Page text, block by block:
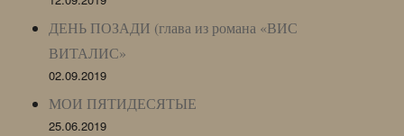
ДЕНЬ ПОЗАДИ (глава из романа «ВИС
ВИТАЛИС»
02.09.2019
МОИ ПЯТИДЕСЯТЫЕ
25.06.2019